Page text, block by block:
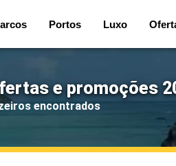
Portos Luxo
e promoções
encontrados